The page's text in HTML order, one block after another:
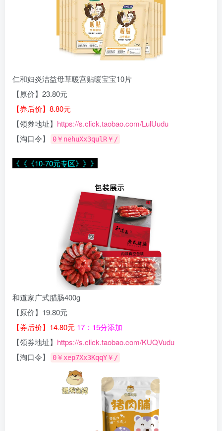
仁和妇炎洁益母草暖宫贴暖宝宝10片
【原价】23.80元
【券后价】8.80元
【领券地址】 https://s.click.taobao.com/LulUudu
【淘口令】
0￥nehuXx3qulR￥/
《《《10-70元专区》》》
和道家广式腊肠400g
【原价】19.80元
【券后价】14.80元 17：15分添加
【领券地址】 https://s.click.taobao.com/KUQVudu
【淘口令】
0￥xep7Xx3KqqY￥/